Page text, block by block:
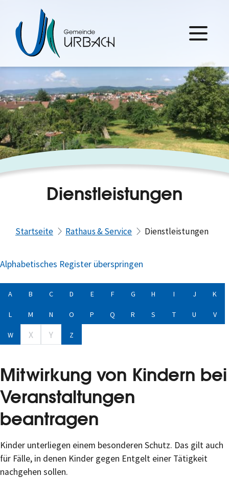
Dienstleistungen
Startseite Rathaus & Service Dienstleistungen
Alphabetisches Register überspringen
A B C D E F G H I J K
L M N O P Q R S T U V
W X Y Z
Mitwirkung von Kindern bei
Veranstaltungen
beantragen
Kinder unterliegen einem besonderen Schutz. Das gilt auch
für Fälle, in denen Kinder gegen Entgelt einer Tätigkeit
nachgehen sollen.